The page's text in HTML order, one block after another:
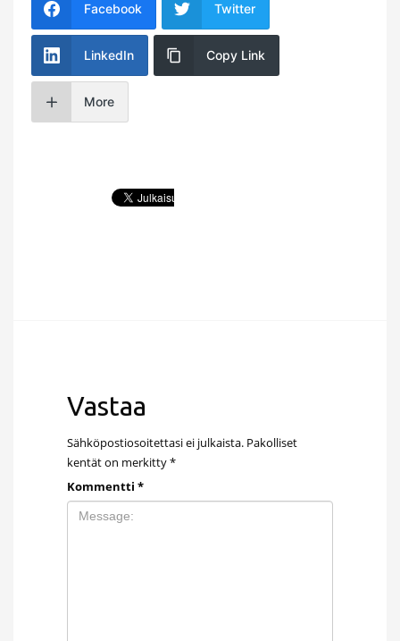
Facebook Twitter
LinkedIn Copy Link
More
Vastaa
Sähköpostiosoitettasi ei julkaista. Pakolliset
kentät on merkitty*
Kommentti *